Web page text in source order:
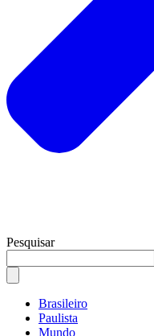
Pesquisar
Brasileiro
Paulista
Mundo